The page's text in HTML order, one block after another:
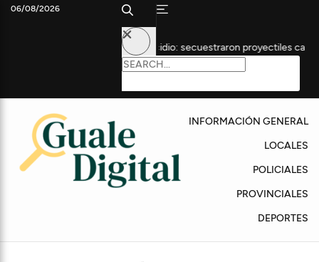
una causa por homicidio: secuestraron proyectiles calibre .22
06/08/2026
INFORMACIÓN GENERAL
LOCALES
POLICIALES
PROVINCIALES
DEPORTES